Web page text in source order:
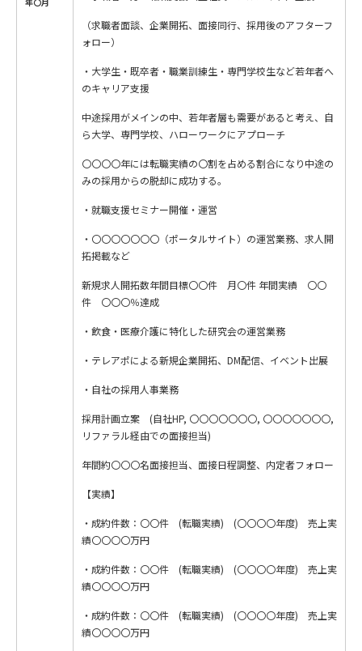
（求職者面談、企業開拓、面接同行、採用後のアフターフ
ォロー）
・大学生・既卒者・職業訓練生・専門学校生など若年者へ
のキャリア支援
中途採用がメインの中、若年者層も需要があると考え、自
ら大学、専門学校、ハローワークにアプローチ
〇〇〇〇年には転職実績の〇割を占める割合になり中途の
みの採用からの脱却に成功する。
・就職支援セミナー開催・運営
・〇〇〇〇〇〇〇（ポータルサイト）の運営業務、求人開
拓掲載など
新規求人開拓数年間目標〇〇件 月〇件 年間実績 〇〇
件 〇〇〇％達成
・飲食・医療介護に特化した研究会の運営業務
・テレアポによる新規企業開拓、DM配信、イベント出展
・自社の採用人事業務
採用計画立案 (自社HP, 〇〇〇〇〇〇〇, 〇〇〇〇〇〇〇,
リファラル経由での面接担当)
年間約〇〇〇名面接担当、面接日程調整、内定者フォロー
【実績】
・成約件数：〇〇件 (転職実績) (〇〇〇〇年度) 売上実
績〇〇〇〇万円
・成約件数：〇〇件 (転職実績) (〇〇〇〇年度) 売上実
績〇〇〇〇万円
・成約件数：〇〇件 (転職実績) (〇〇〇〇年度) 売上実
績〇〇〇〇万円